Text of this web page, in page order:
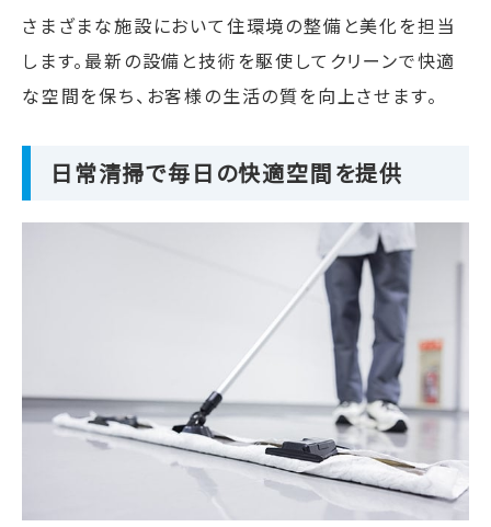
さまざまな施設において住環境の整備と美化を担当
します。最新の設備と技術を駆使してクリーンで快適
な空間を保ち、お客様の生活の質を向上させます。
日常清掃で毎日の快適空間を提供